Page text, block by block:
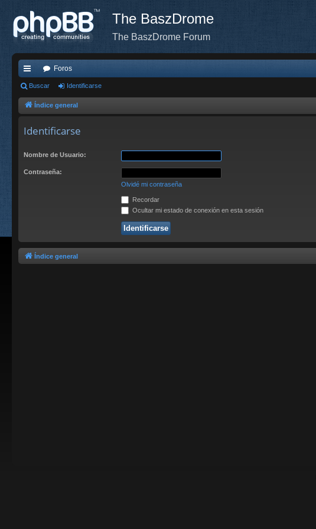
The BaszDrome
The BaszDrome Forum
nl
ac
pi
do
Foros
Buscar Identificarse
Índice general
Identificarse
Nombre de Usuario:
Contraseña:
Olvidé mi contraseña
Recordar
Ocultar mi estado de conexión en esta sesión
Índice general